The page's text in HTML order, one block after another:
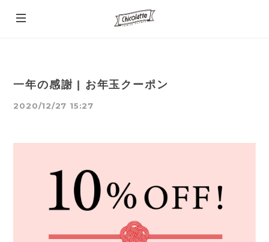
一年の感謝 | お年玉クーポン
2020/12/27 15:27